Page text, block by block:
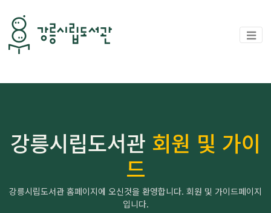
강릉시립도서관 회원 및 가이
드
강릉시립도서관 홈페이지에 오신것을 환영합니다. 회원 및 가이드페이지
입니다.